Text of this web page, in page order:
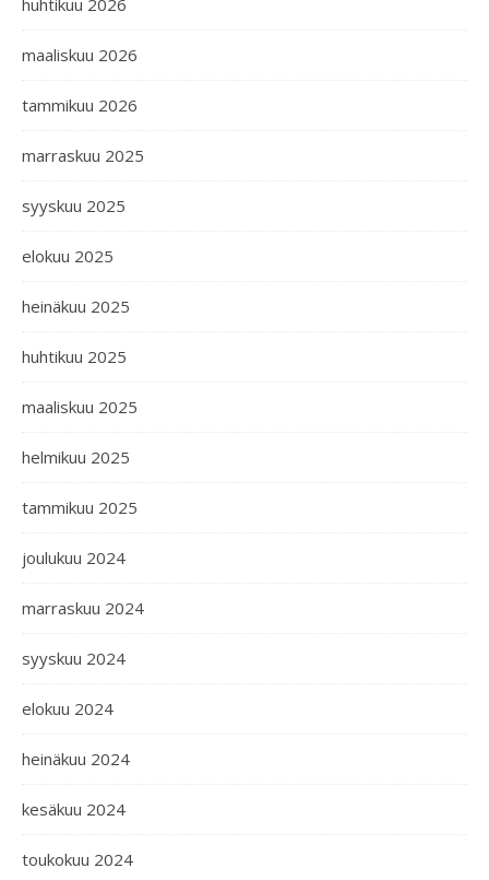
huhtikuu 2026
maaliskuu 2026
tammikuu 2026
marraskuu 2025
syyskuu 2025
elokuu 2025
heinäkuu 2025
huhtikuu 2025
maaliskuu 2025
helmikuu 2025
tammikuu 2025
joulukuu 2024
marraskuu 2024
syyskuu 2024
elokuu 2024
heinäkuu 2024
kesäkuu 2024
toukokuu 2024